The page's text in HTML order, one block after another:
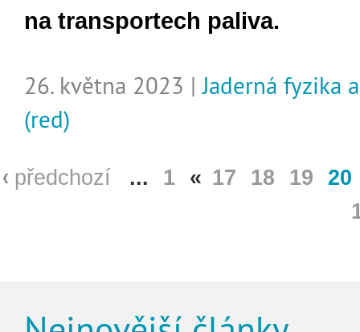
na transportech paliva.
26. května 2023 |Jaderná fyzika
(red)
předchozí ... 1 « 17 18 19
20